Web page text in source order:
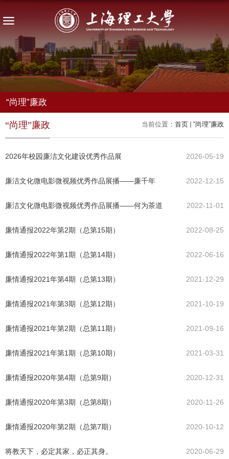
“尚理”廉政
当前位置： 首页 “尚理”廉政
“尚理”廉政
2026年校园廉洁文化建设优秀作品展 2026-05-19
廉洁文化微电影微视频优秀作品展播——廉千年 2022-12-15
廉洁文化微电影微视频优秀作品展播——何为茶道 2022-11-01
廉情通报2022年第2期（总第15期） 2022-08-25
廉情通报2022年第1期（总第14期） 2022-06-16
廉情通报2021年第4期（总第13期） 2021-12-29
廉情通报2021年第3期（总第12期） 2021-10-19
廉情通报2021年第2期（总第11期） 2021-09-16
廉情通报2021年第1期（总第10期） 2021-03-31
廉情通报2020年第4期（总第9期） 2020-12-31
廉情通报2020年第3期（总第8期） 2020-11-26
廉情通报2020年第2期（总第7期） 2020-10-12
将教天下，必定其家，必正其身。 2020-06-29